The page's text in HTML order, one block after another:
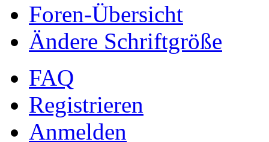
Foren-Übersicht
Ändere Schriftgröße
FAQ
Registrieren
Anmelden